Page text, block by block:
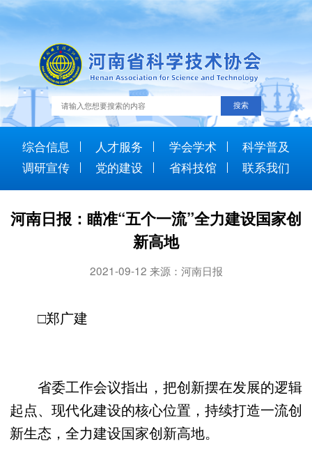
综合信息 人才服务 学会学术
科学普及
调研宣传
党的建设 省科技馆 联系我们
河南日报：瞄准“五个一流”全力建设国家创
新高地
2021-09-12 来源：河南日报
□郑广建
省委工作会议指出，把创新摆在发展的逻辑
起点、现代化建设的核心位置，持续打造一流创
新生态，全力建设国家创新高地。